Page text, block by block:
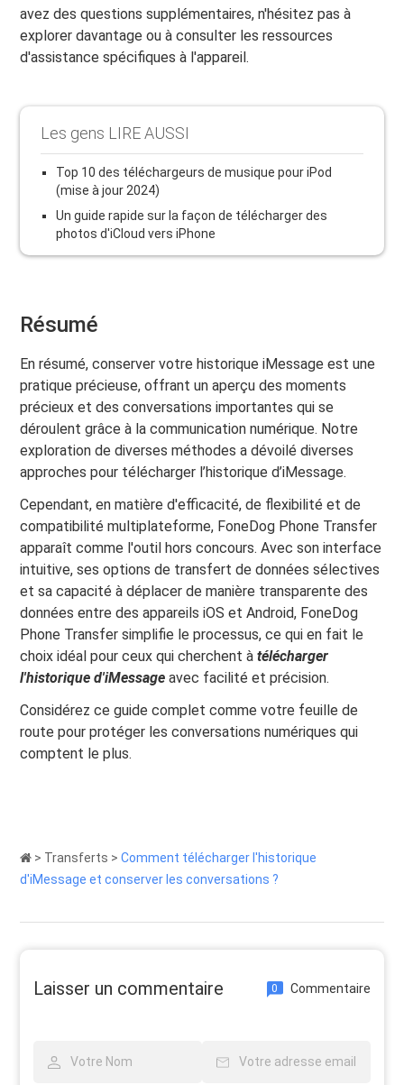
avez des questions supplémentaires, n'hésitez pas à
explorer davantage ou à consulter les ressources
d'assistance spécifiques à l'appareil.
Les gens LIRE AUSSI
Top 10 des téléchargeurs de musique pour iPod
(mise à jour 2024)
Un guide rapide sur la façon de télécharger des
photos d'iCloud vers iPhone
Résumé
En résumé, conserver votre historique iMessage est une
pratique précieuse, offrant un aperçu des moments
précieux et des conversations importantes qui se
déroulent grâce à la communication numérique. Notre
exploration de diverses méthodes a dévoilé diverses
approches pour télécharger l’historique d’iMessage.
Cependant, en matière d'efficacité, de flexibilité et de
compatibilité multiplateforme, FoneDog Phone Transfer
apparaît comme l'outil hors concours. Avec son interface
intuitive, ses options de transfert de données sélectives
et sa capacité à déplacer de manière transparente des
données entre des appareils iOS et Android, FoneDog
Phone Transfer simplifie le processus, ce qui en fait le
choix idéal pour ceux qui cherchent àtélécharger
l'historique d'iMessage avec facilité et précision.
Considérez ce guide complet comme votre feuille de
route pour protéger les conversations numériques qui
comptent le plus.
> Transferts >Comment télécharger l'historique
d'iMessage et conserver les conversations ?
Laisser un commentaire 0 Commentaire